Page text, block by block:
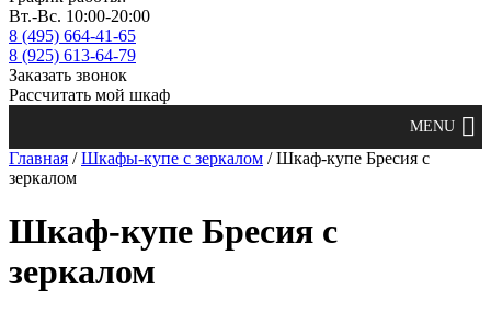
Вт.-Вс. 10:00-20:00
8 (495) 664-41-65
8 (925) 613-64-79
Заказать звонок
Рассчитать мой шкаф
Главная /Шкафы-купе с зеркалом / Шкаф-купе Бресия с
зеркалом
Шкаф-купе Бресия с
зеркалом